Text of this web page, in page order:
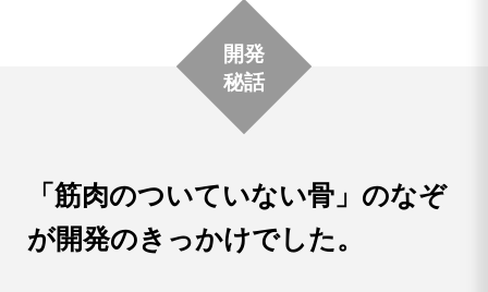
開発
秘話
「筋肉のついていない骨」のなぞ
が開発のきっかけでした。